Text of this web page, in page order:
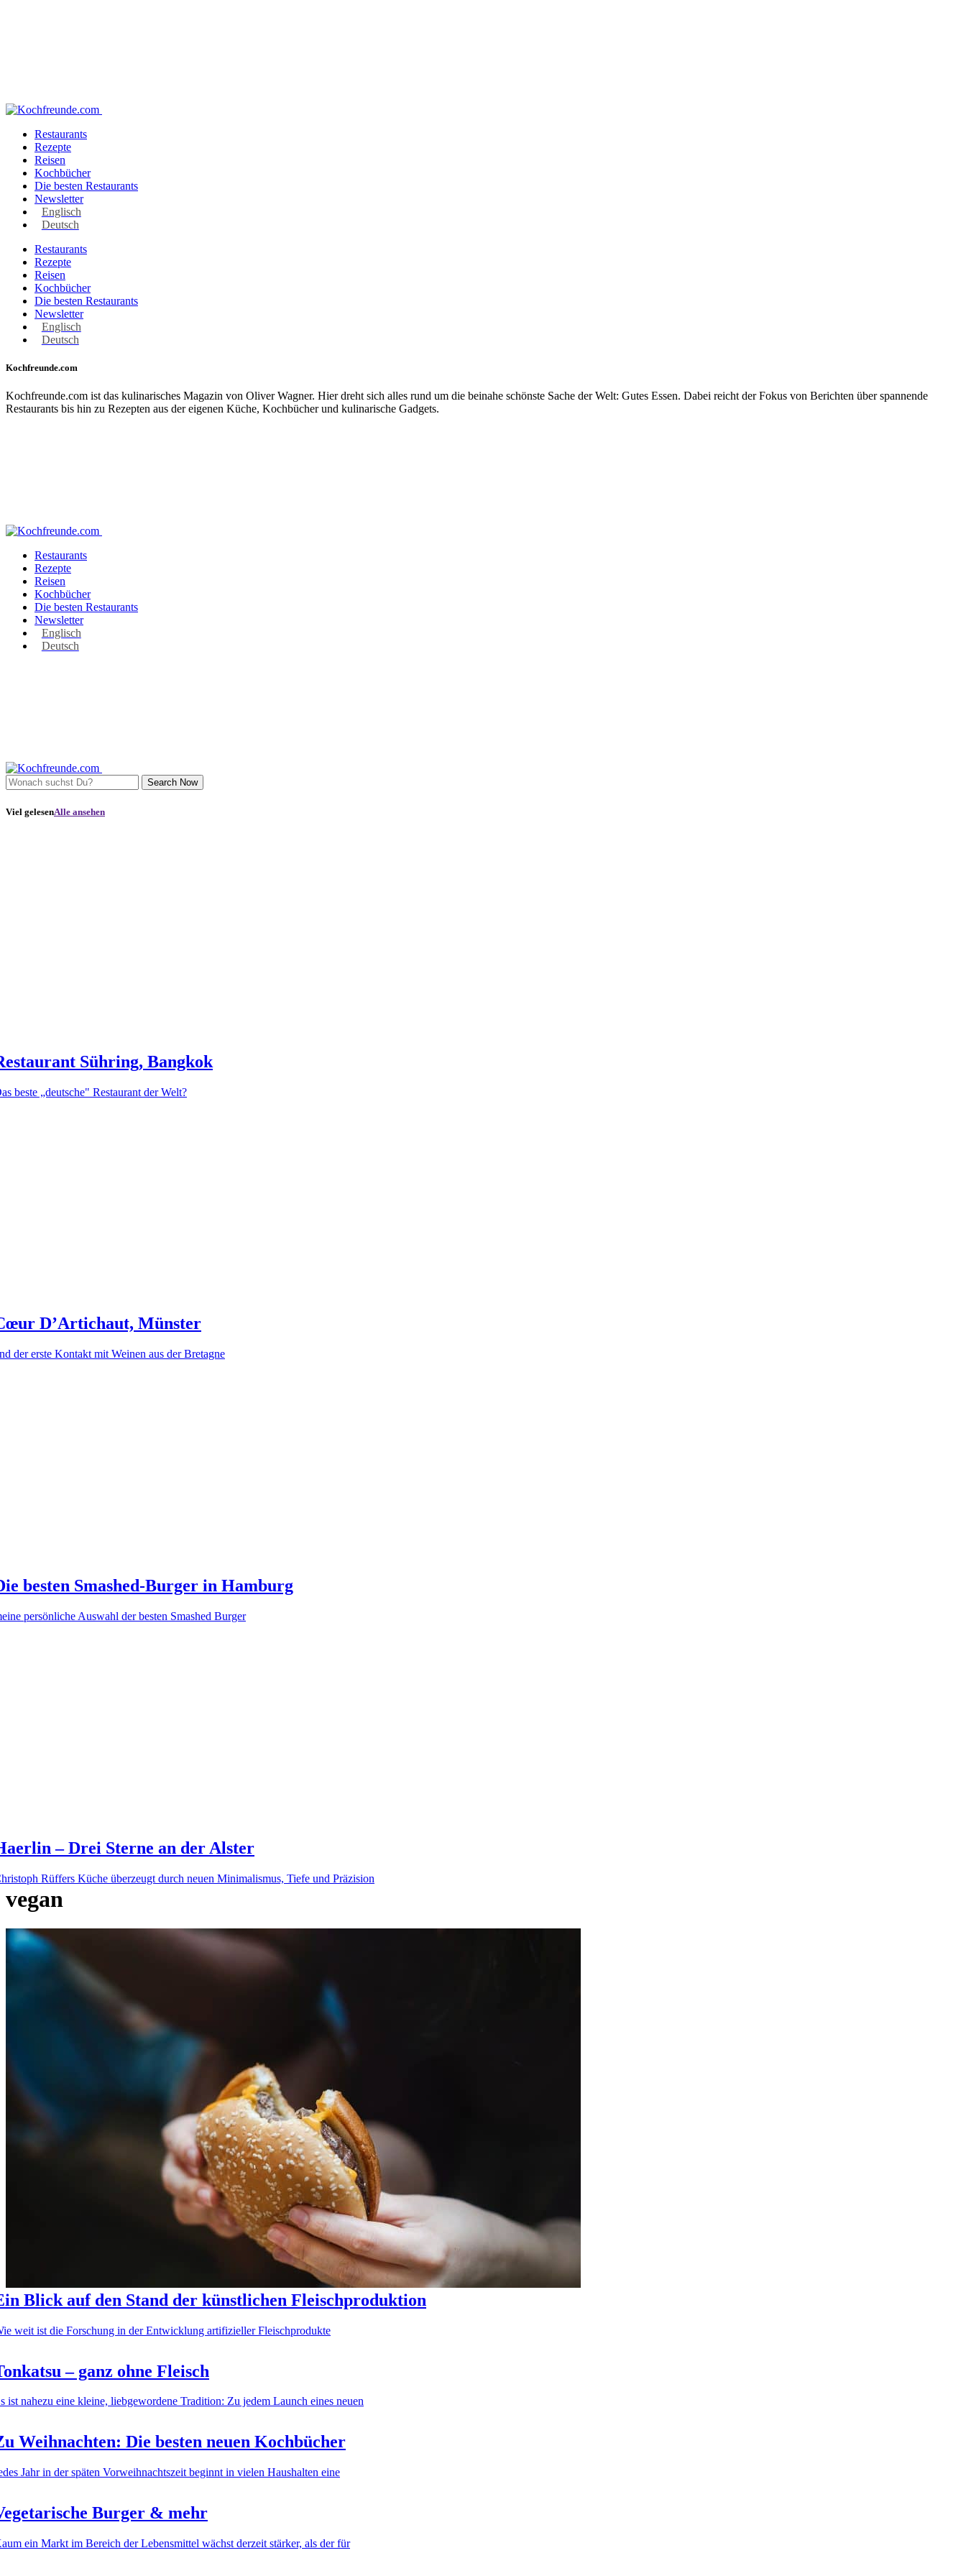
Restaurants
Rezepte
Reisen
Kochbücher
Die besten Restaurants
Newsletter
Englisch
Deutsch
Restaurants
Rezepte
Reisen
Kochbücher
Die besten Restaurants
Newsletter
Englisch
Deutsch
Kochfreunde.com
Kochfreunde.com ist das kulinarisches Magazin von Oliver Wagner. Hier dreht sich alles rund um die beinahe schönste Sache der Welt: Gutes Essen. Dabei reicht der Fokus von Berichten über spannende
Restaurants bis hin zu Rezepten aus der eigenen Küche, Kochbücher und kulinarische Gadgets.
Restaurants
Rezepte
Reisen
Kochbücher
Die besten Restaurants
Newsletter
Englisch
Deutsch
Search Now
Viel gelesenAlle ansehen
Sühring, Bangkok
beste „deutsche" Restaurant der Welt?
D’Artichaut, Münster
der erste Kontakt mit Weinen aus der Bretagne
besten Smashed-Burger in Hamburg
persönliche Auswahl der besten Smashed Burger
– Drei Sterne an der Alster
Rüffers Küche überzeugt durch neuen Minimalismus, Tiefe und Präzision
vegan
Blick auf den Stand der künstlichen Fleischproduktion
weit ist die Forschung in der Entwicklung artifizieller Fleischprodukte
– ganz ohne Fleisch
ist nahezu eine kleine, liebgewordene Tradition: Zu jedem Launch eines neuen
Weihnachten: Die besten neuen Kochbücher
Jahr in der späten Vorweihnachtszeit beginnt in vielen Haushalten eine
Burger & mehr
ein Markt im Bereich der Lebensmittel wächst derzeit stärker, als der für